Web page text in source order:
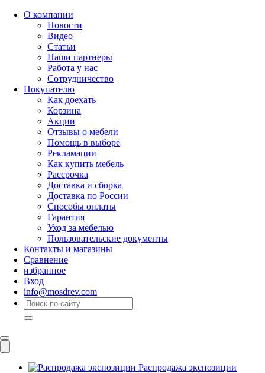
О компании
Новости
Видео
Статьи
Наши партнеры
Работа у нас
Сотрудничество
Покупателю
Как доехать
Корзина
Акции
Отзывы о мебели
Помощь в выборе
Рекламации
Как купить мебель
Рассрочка
Доставка и сборка
Доставка по России
Способы оплаты
Гарантия
Уход за мебелью
Пользовательские документы
Контакты и магазины
Сравнение
избранное
Вход
info@mosdrev.com
Распродажа экспозиции